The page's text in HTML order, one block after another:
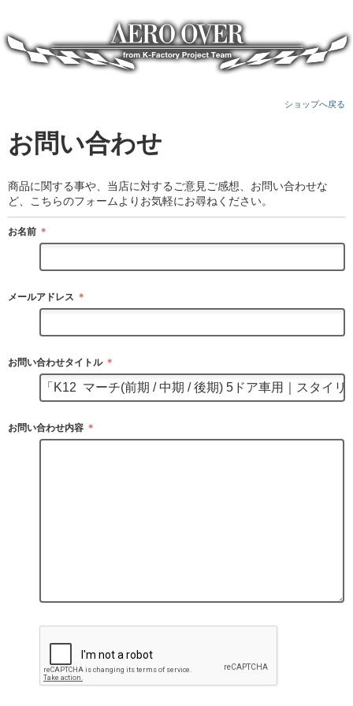
ショップへ戻る
お問い合わせ
商品に関する事や、当店に対するご意見ご感想、お問い合わせな
ど、こちらのフォームよりお気軽にお尋ねください。
お名前 ＊
メールアドレス ＊
お問い合わせタイトル ＊
お問い合わせ内容 ＊